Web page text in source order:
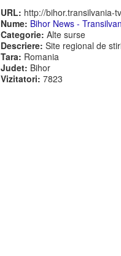
URL: http://bihor.transilvania-
Nume: Bihor News -
Categorie: Alte surse
Descriere: Site regional de
Tara: Romania
Judet: Bihor
Vizitatori: 7823